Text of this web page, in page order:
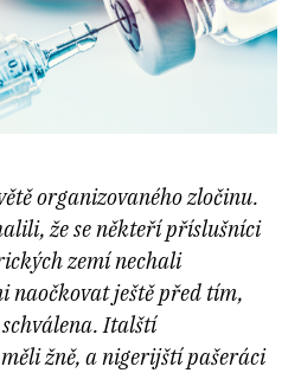
organizovaného zločinu.
že se někteří příslušníci
zemí nechali
naočkovat ještě před tím,
Italští
žně, a nigerijští pašeráci